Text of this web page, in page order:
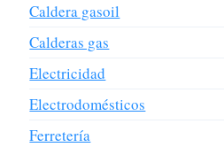
Caldera gasoil
Calderas gas
Electricidad
Electrodomésticos
Ferretería